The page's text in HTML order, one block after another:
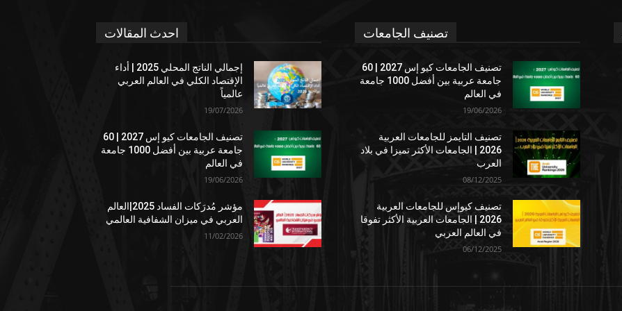
احدث المقالات
إجمالي الناتج المحلي 2025 | أداء
الإقتصاد الكلي في العالم العربي
عالمياً
19/07/2026
تصنيف الجامعات كيو إس 2027 | 60
جامعة عربية بين أفضل 1000 جامعة
في العالم
19/06/2026
مؤشر مُدرَكات الفساد 2025|العالم
العربي في ميزان الشفافية العالمي
11/02/2026
تصنيف الجامعات
تصنيف الجامعات كيو إس 2027 | 60
جامعة عربية بين أفضل 1000 جامعة
في العالم
19/06/2026
تصنيف التايمز للجامعات العربية
2026 | الجامعات الأكثر تميزا في بلاد
العرب
08/12/2025
تصنيف كيوإس للجامعات العربية
2026 | الجامعات العربية الأكثر تفوقا
في العالم العربي
06/12/2025